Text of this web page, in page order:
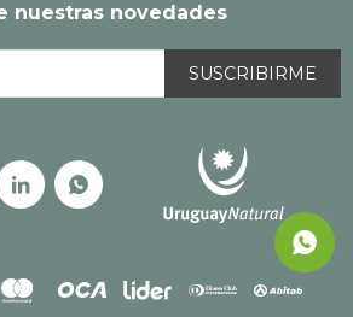
nuestras novedades
SUSCRIBIRME
 